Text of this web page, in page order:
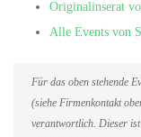
Originalinserat
Alle Events von
Für das oben stehende
(siehe Firmenkontakt
verantwortlich. Dieser